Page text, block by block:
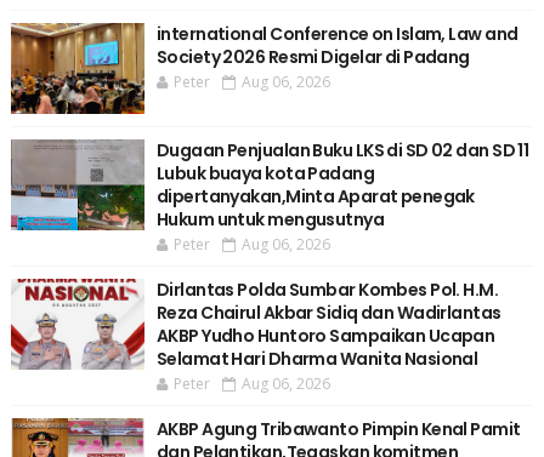
international Conference on Islam, Law and
Society 2026 Resmi Digelar di Padang
Peter Aug 06, 2026
Dugaan Penjualan Buku LKS di SD 02 dan SD 11
Lubuk buaya kota Padang
dipertanyakan,Minta Aparat penegak
Hukum untuk mengusutnya
Peter Aug 06, 2026
Dirlantas Polda Sumbar Kombes Pol. H.M.
Reza Chairul Akbar Sidiq dan Wadirlantas
AKBP Yudho Huntoro Sampaikan Ucapan
Selamat Hari Dharma Wanita Nasional
Peter Aug 06, 2026
AKBP Agung Tribawanto Pimpin Kenal Pamit
dan Pelantikan,Tegaskan komitmen